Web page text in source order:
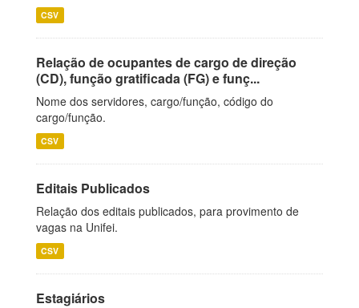
CSV
Relação de ocupantes de cargo de direção
(CD), função gratificada (FG) e funç...
Nome dos servidores, cargo/função, código do
cargo/função.
CSV
Editais Publicados
Relação dos editais publicados, para provimento de
vagas na Unifei.
CSV
Estagiários